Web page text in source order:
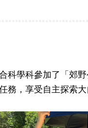
科學科參加了「郊
務，享受自主探索